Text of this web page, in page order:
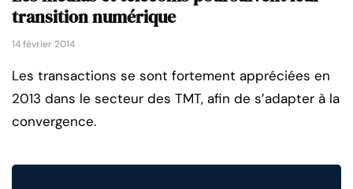
transition numérique
14 février 2014
Les transactions se sont fortement appréciées en
2013 dans le secteur des TMT, afin de s’adapter à la
convergence.